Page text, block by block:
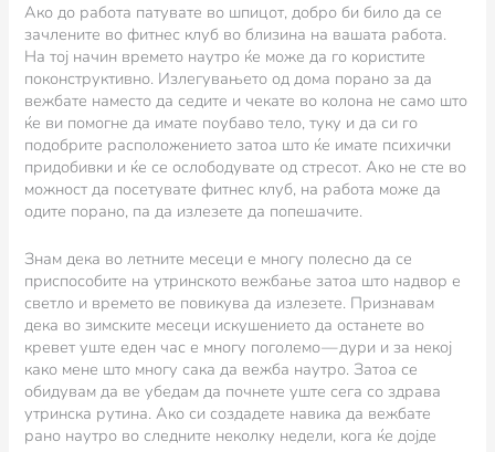
Ако до работа патувате во шпицот, добро би било да се
зачлените во фитнес клуб во близина на вашата работа.
На тој начин времето наутро ќе може да го користите
поконструктивно. Излегувањето од дома порано за да
вежбате наместо да седите и чекате во колона не само што
ќе ви помогне да имате поубаво тело, туку и да си го
подобрите расположението затоа што ќе имате психички
придобивки и ќе се ослободувате од стресот. Ако не сте во
можност да посетувате фитнес клуб, на работа може да
одите порано, па да излезете да попешачите.
Знам дека во летните месеци е многу полесно да се
приспособите на утринското вежбање затоа што надвор е
светло и времето ве повикува да излезете. Признавам
дека во зимските месеци искушението да останете во
кревет уште еден час е многу поголемо — дури и за некој
како мене што многу сака да вежба наутро. Затоа се
обидувам да ве убедам да почнете уште сега со здрава
утринска рутина. Ако си создадете навика да вежбате
рано наутро во следните неколку недели, кога ќе дојде